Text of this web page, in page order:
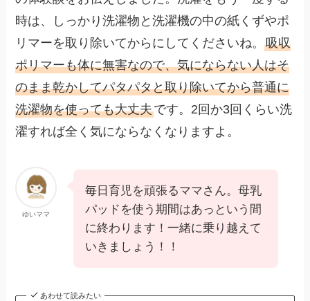
時は、しっかり洗濯物と洗濯機の中の紙くずやポ
リマーを取り除いてからにしてくださいね。吸収
ポリマーも体に無害なので、気にならない人はそ
のまま乾かしてパタパタと取り除いてから普通に
洗濯物を使っても大丈夫です。2回か3回くらい洗
濯すれば全く気にならなくなりますよ。
ゆいママ
毎日育児を頑張るママさん。母乳
パッドを使う期間はあっという間
に終わります！一緒に乗り越えて
いきましょう！！
あわせて読みたい